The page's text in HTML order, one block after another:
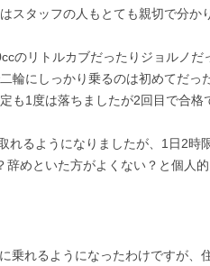
スタッフの人もとても親切で分か
のリトルカブだったりジョルノだ
輪にしっかり乗るのは初めてだっ
も1度は落ちましたが2回目で合格
れるようになりましたが、1日2時
めといた方がよくない？と個人的
乗れるようになったわけですが、